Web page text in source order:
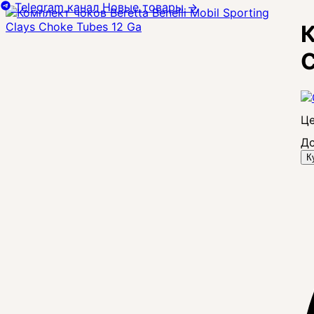
Telegram канал Новые товары →